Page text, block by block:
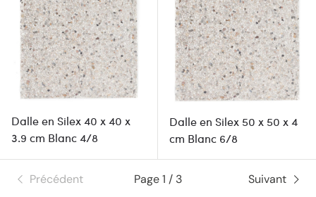
Dalle en Silex 40 x 40 x
3.9 cm Blanc 4/8
Dalle en Silex 50 x 50 x 4
cm Blanc 6/8
Précédent Page 1 / 3 Suivant